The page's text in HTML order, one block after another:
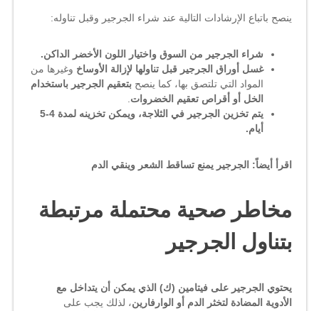
ينصح باتباع الإرشادات التالية عند شراء الجرجير وقبل تناوله:
شراء الجرجير من السوق واختيار اللون الأخضر الداكن.
غسل أوراق الجرجير قبل تناولها لإزالة الأوساخ وغيرها من
المواد التي تلتصق بها، كما ينصح بتعقيم الجرجير باستخدام
الخل أو أقراص تعقيم الخضروات
يتم تخزين الجرجير في الثلاجة، ويمكن تخزينه لمدة 4-5
أيام.
اقرأ أيضاً: الجرجير يمنع تساقط الشعر وينقي الدم
مخاطر صحية محتملة مرتبطة
بتناول الجرجير
يحتوي الجرجير على فيتامين (ك) الذي يمكن أن يتداخل مع
الأدوية المضادة لتخثر الدم أو الوارفارين، لذلك يجب على